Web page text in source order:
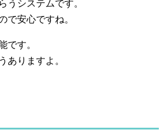
うシステムです。
で安心ですね。
です。
ありますよ。